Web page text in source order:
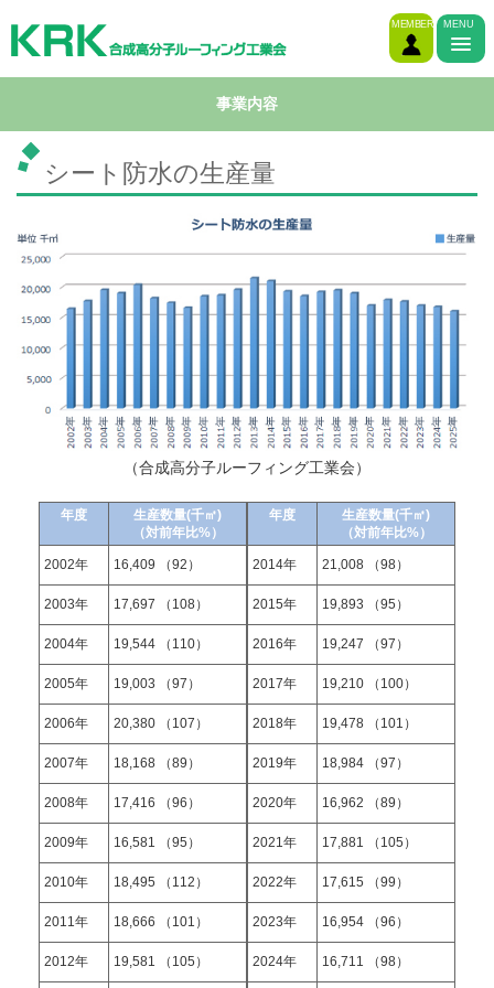
MENU
MEMBER
事業内容
シート防水の生産量
（合成高分子ルーフィング工業会）
年度
生産数量(千㎡)
（対前年比%）
2002年 16,409 （92）
2003年 17,697 （108）
2004年 19,544 （110）
2005年 19,003 （97）
2006年 20,380 （107）
2007年 18,168 （89）
2008年 17,416 （96）
2009年 16,581 （95）
2010年 18,495 （112）
2011年 18,666 （101）
2012年 19,581 （105）
年度
生産数量(千㎡)
（対前年比%）
2014年 21,008 （98）
2015年 19,893 （95）
2016年 19,247 （97）
2017年 19,210 （100）
2018年 19,478 （101）
2019年 18,984 （97）
2020年 16,962 （89）
2021年 17,881 （105）
2022年 17,615 （99）
2023年 16,954 （96）
2024年 16,711 （98）